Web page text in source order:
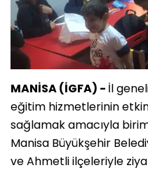
MANİSA (İGFA) - İl
eğitim hizmetlerinin
sağlamak amacıyla
Manisa Büyükşehir
ve Ahmetli ilçeleriyle